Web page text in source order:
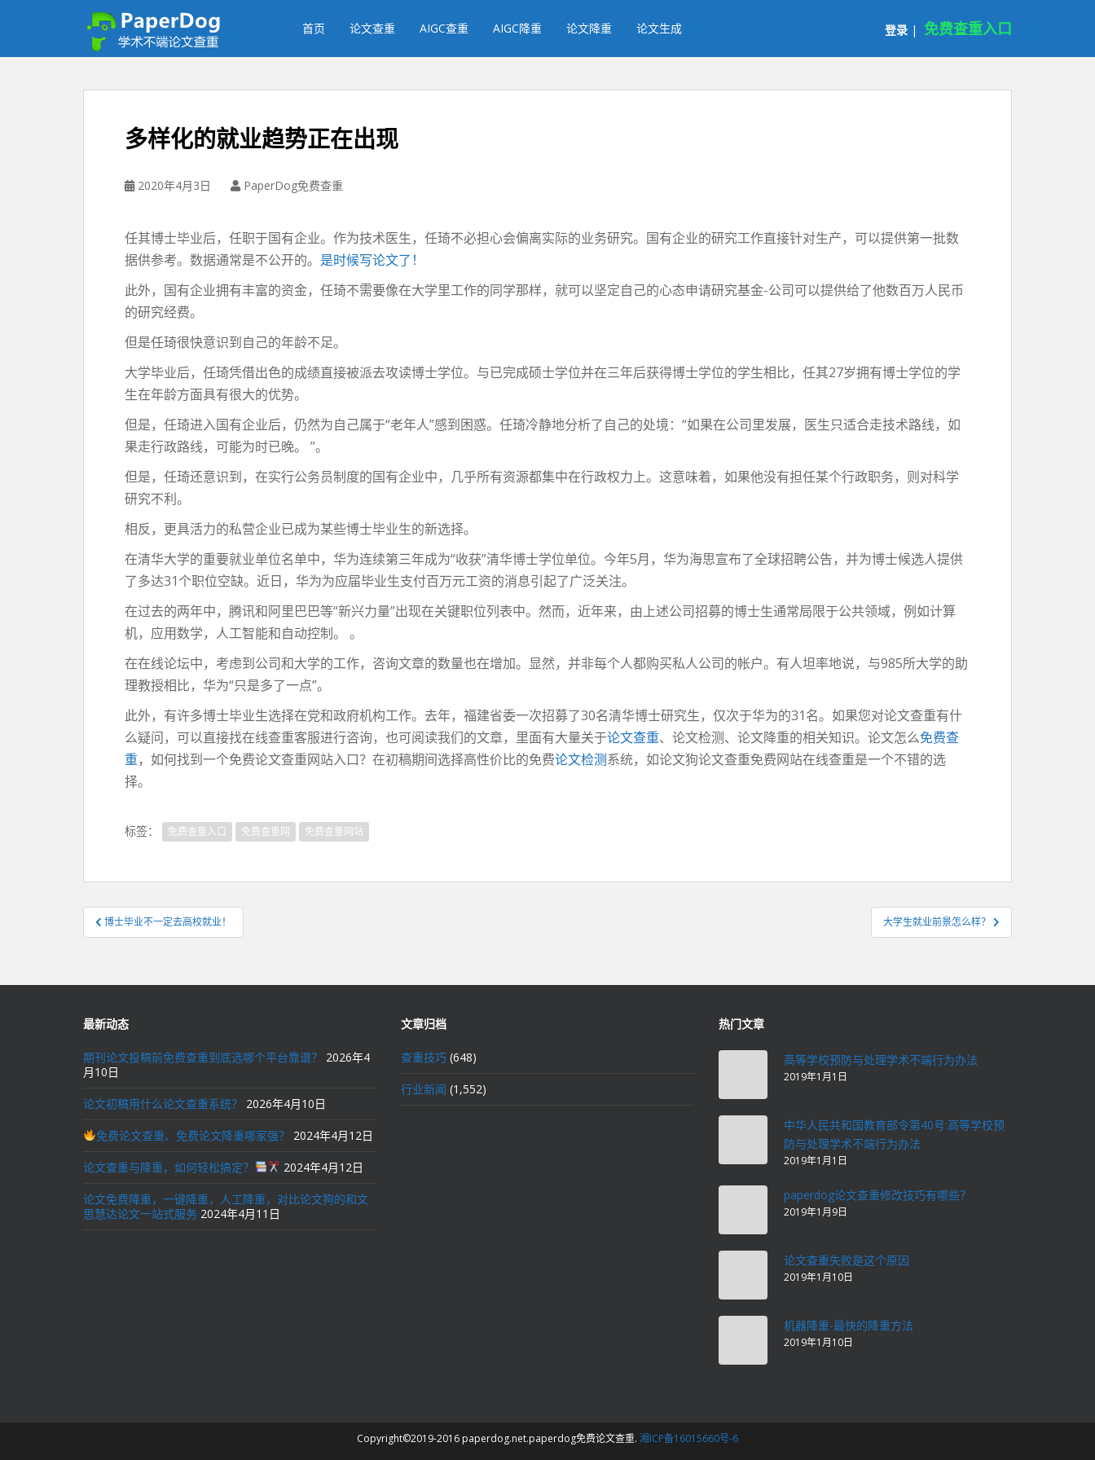
首页 论文查重 AIGC查重 AIGC降重 论文降重 论文生成 登录 | 免费查重入口
多样化的就业趋势正在出现
2020年4月3日 PaperDog免费查重
任其博士毕业后，任职于国有企业。作为技术医生，任琦不必担心会偏离实际的业务研究。国有企业的研究工作直接针对生产，可以提供第一批数
据供参考。数据通常是不公开的。 是时候写论文了！
此外，国有企业拥有丰富的资金，任琦不需要像在大学里工作的同学那样，就可以坚定自己的心态申请研究基金-公司可以提供给了他数百万人民币
的研究经费。
但是任琦很快意识到自己的年龄不足。
大学毕业后，任琦凭借出色的成绩直接被派去攻读博士学位。与已完成硕士学位并在三年后获得博士学位的学生相比，任其27岁拥有博士学位的学
生在年龄方面具有很大的优势。
但是，任琦进入国有企业后，仍然为自己属于“老年人”感到困惑。任琦冷静地分析了自己的处境：“如果在公司里发展，医生只适合走技术路线，如
果走行政路线，可能为时已晚。 ”。
但是，任琦还意识到，在实行公务员制度的国有企业中，几乎所有资源都集中在行政权力上。这意味着，如果他没有担任某个行政职务，则对科学
研究不利。
相反，更具活力的私营企业已成为某些博士毕业生的新选择。
在清华大学的重要就业单位名单中，华为连续第三年成为“收获”清华博士学位单位。今年5月，华为海思宣布了全球招聘公告，并为博士候选人提供
了多达31个职位空缺。近日，华为为应届毕业生支付百万元工资的消息引起了广泛关注。
在过去的两年中，腾讯和阿里巴巴等“新兴力量”出现在关键职位列表中。然而，近年来，由上述公司招募的博士生通常局限于公共领域，例如计算
机，应用数学，人工智能和自动控制。 。
在在线论坛中，考虑到公司和大学的工作，咨询文章的数量也在增加。显然，并非每个人都购买私人公司的帐户。有人坦率地说，与985所大学的助
理教授相比，华为“只是多了一点”。
此外，有许多博士毕业生选择在党和政府机构工作。去年，福建省委一次招募了30名清华博士研究生，仅次于华为的31名。如果您对论文查重有什
么疑问，可以直接找在线查重客服进行咨询，也可阅读我们的文章，里面有大量关于论文查重、论文检测、论文降重的相关知识。论文怎么免费查
重，如何找到一个免费论文查重网站入口？在初稿期间选择高性价比的免费论文检测系统，如论文狗论文查重免费网站在线查重是一个不错的选
择。
标签： 免费查重入口 免费查重网 免费查重网站
文
章
航
博士毕业不一定去高校就业！ 大学生就业前景怎么样？
最新动态
期刊论文投稿前免费查重到底选哪个平台靠谱？
2026年4
月10日
论文初稿用什么论文查重系统？ 2026年4月10日
免费论文查重、免费论文降重哪家强？ 2024年4月12日
论文查重与降重，如何轻松搞定？ 2024年4月12日
论文免费降重，一键降重，人工降重，对比论文狗的和文
思慧达论文一站式服务 2024年4月11日
文章归档
查重技巧 (648)
行业新闻 (1,552)
热门文章
高等学校预防与处理学术不端行为办法
2019年1月1日
中华人民共和国教育部令第40号:高等学校预
防与处理学术不端行为办法
2019年1月1日
paperdog论文查重修改技巧有哪些？
2019年1月9日
论文查重失败是这个原因
2019年1月10日
机器降重-最快的降重方法
2019年1月10日
Copyright©2019-2016 paperdog.net.paperdog免费论文查重. 湘ICP备16015660号-6